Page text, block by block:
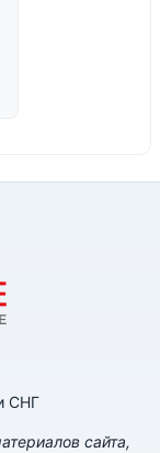
СНГ
сайта,